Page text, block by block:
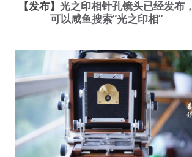
【发布】 光之印相针孔镜头已经发布，
可以咸鱼搜索“光之印相“